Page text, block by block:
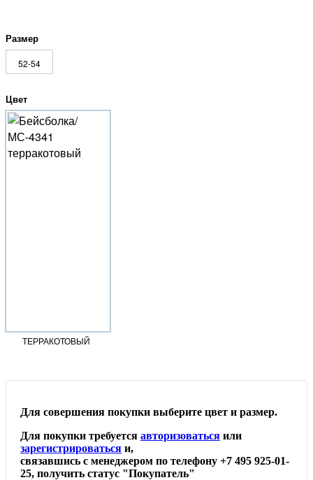
Размер
52-54
Цвет
ТЕРРАКОТОВЫЙ
Для совершения покупки выберите цвет и размер.
Для покупки требуется авторизоваться или
зарегистрироваться и,
связавшись с менеджером по телефону +7 495 925-01-
25, получить статус "Покупатель"